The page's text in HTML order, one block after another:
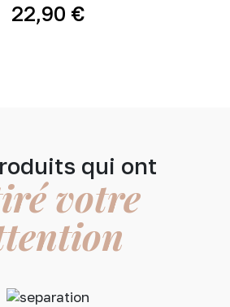
22,90 €
qui ont
votre